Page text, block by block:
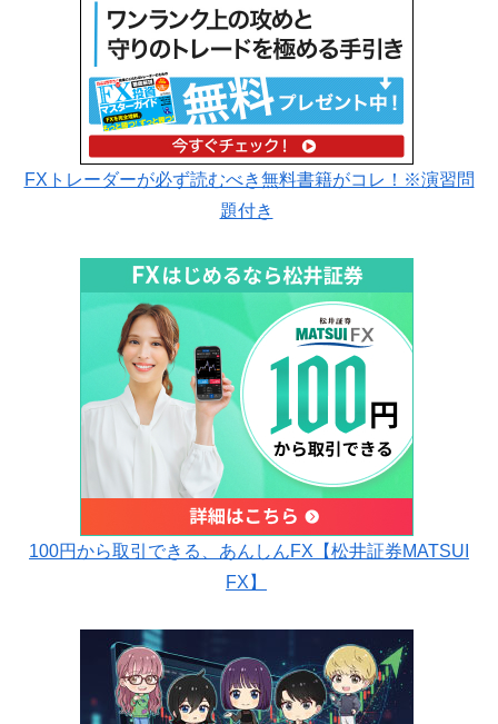
FXトレーダーが必ず読むべき無料書籍がコレ！※演習問
題付き
100円から取引できる、あんしんFX【松井証券MATSUI
FX】